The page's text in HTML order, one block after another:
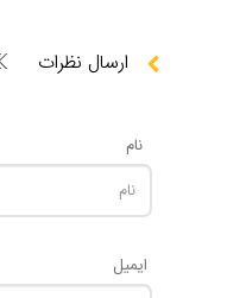
ارسال نظرات
نام
ایمیل